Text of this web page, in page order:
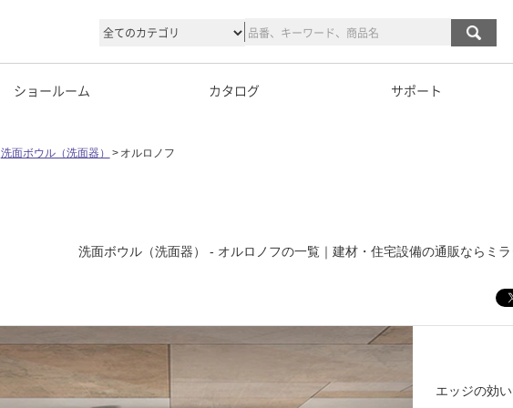
マイページ
カート
ショールーム カタログ サポート
洗面ボウル（洗面器） オルロノフ
洗面ボウル（洗面器） - オルロノフの一覧｜建材・住宅設備の通販ならミラ
エッジの効